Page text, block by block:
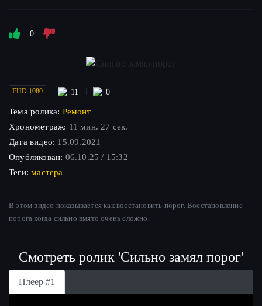
0
FHD 1080 11 0
Тема ролика: Ремонт
Хронометраж: 11 мин. 27 сек.
Дата видео: 15.09.2021
Опубликован: 06.10.25 / 15:32
Теги: мастера
В этом видео показывается как восстановить порог. Восстановление
порога когда сильно вмято очень сложно.
Смотреть ролик 'Сильно замял порог'
Плеер #1